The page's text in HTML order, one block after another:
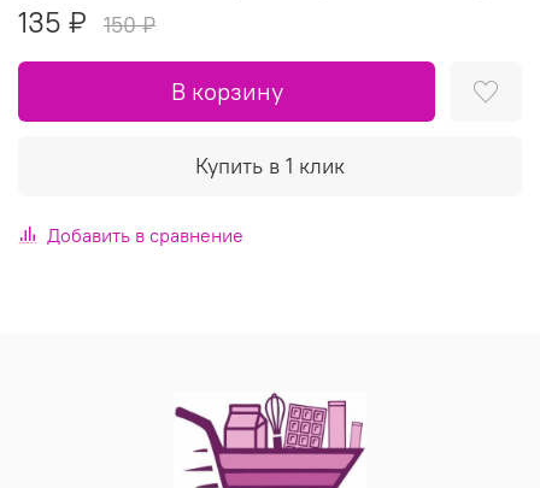
135 ₽ 150 ₽
В корзину
Купить в 1 клик
Добавить в сравнение